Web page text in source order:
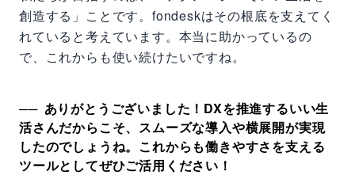
創造する」ことです。fondeskはその根底を支えてく
れていると考えています。本当に助かっているの
で、これからも使い続けたいですね。
ありがとうございました！DXを推進するいい生
活さんだからこそ、スムーズな導入や横展開が実現
したのでしょうね。これからも働きやすさを支える
ツールとしてぜひご活用ください！